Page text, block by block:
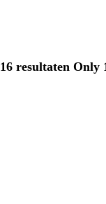
16 resultaten Only